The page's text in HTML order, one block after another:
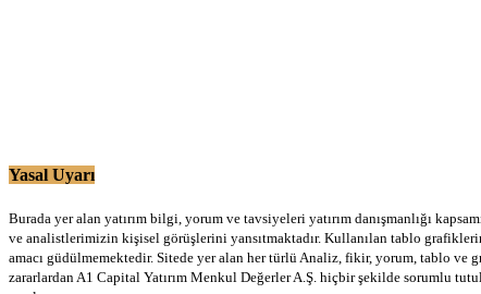
Yasal Uyarı
Burada yer alan yatırım bilgi, yorum ve tavsiyeleri yatırım danışmanlığı
ve analistlerimizin kişisel görüşlerini yansıtmaktadır. Kullanılan tablo
amacı güdülmemektedir. Sitede yer alan her türlü Analiz, fikir, yorum, tablo
zararlardan A1 Capital Yatırım Menkul Değerler A.Ş. hiçbir şekilde sorumlu